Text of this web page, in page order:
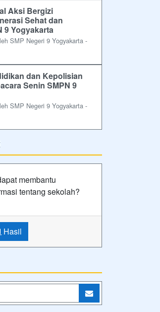
Aksi Bergizi
Sehat dan
9 Yogyakarta
SMP Negeri 9 Yogyakarta -
dan Kepolisian
Senin SMPN 9
SMP Negeri 9 Yogyakarta -
membantu
tentang sekolah?
Hasil